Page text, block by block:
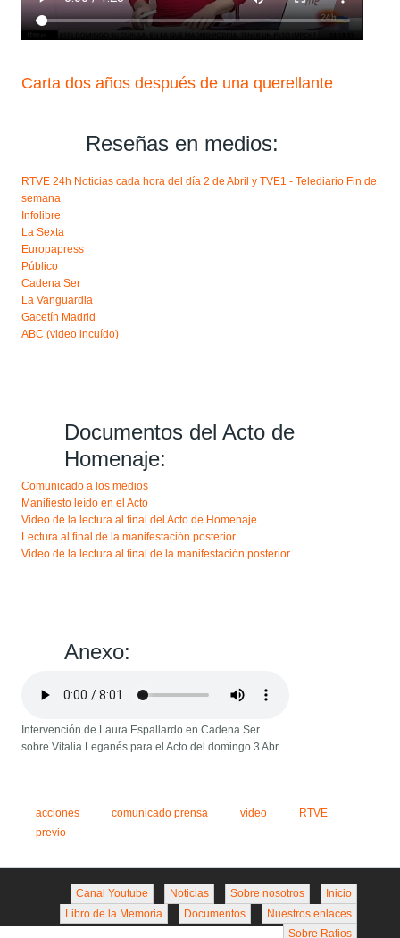
Carta dos años después de una querellante
Reseñas en medios:
RTVE 24h Noticias cada hora del día 2 de Abril y TVE1 - Telediario Fin de
semana
Infolibre
La Sexta
Europapress
Público
Cadena Ser
La Vanguardia
Gacetín Madrid
ABC (video incuído)
Documentos del Acto de
Homenaje:
Comunicado a los medios
Manifiesto leído en el Acto
Video de la lectura al final del Acto de Homenaje
Lectura al final de la manifestación posterior
Video de la lectura al final de la manifestación posterior
Anexo:
Intervención de Laura Espallardo en Cadena Ser
sobre Vitalia Leganés para el Acto del domingo 3 Abr
acciones comunicado prensa video
RTVE
previo
Inicio
Sobre nosotros
Noticias
Canal Youtube
Nuestros enlaces
Documentos
Libro de la Memoria
Sobre Ratios